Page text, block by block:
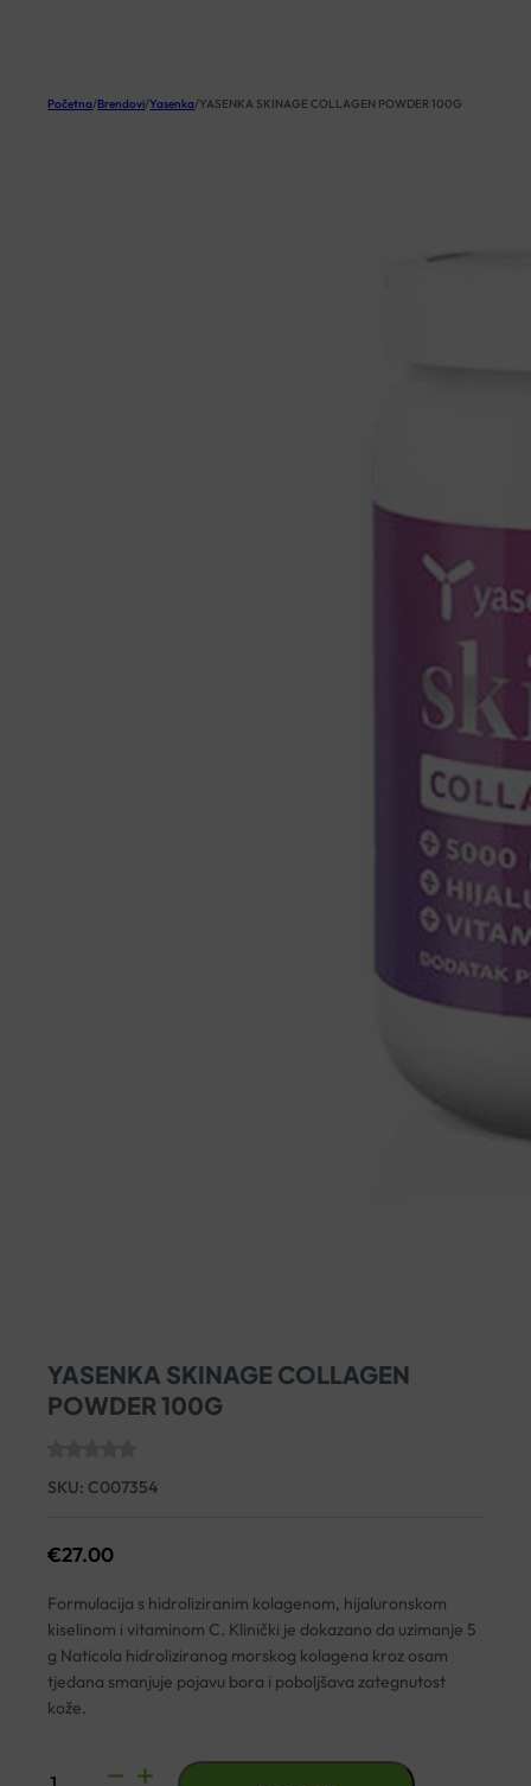
Početna/Brendovi/Yasenka/YASENKA SKINAGE COLLAGEN POWDER 100G
YASENKA SKINAGE COLLAGEN
POWDER 100G
SKU: C007354
€27.00
Formulacija s hidroliziranim kolagenom, hijaluronskom
kiselinom i vitaminom C. Klinički je dokazano da uzimanje 5
g Naticola hidroliziranog morskog kolagena kroz osam
tjedana smanjuje pojavu bora i poboljšava zategnutost
kože.
YASENKA